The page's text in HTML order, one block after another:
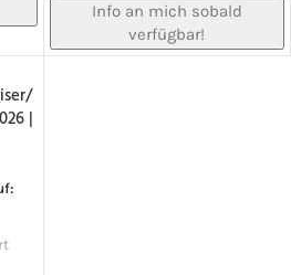
Info an mich sobald
verfügbar!
|